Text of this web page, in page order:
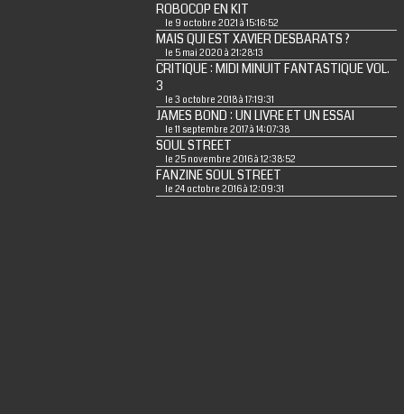
ROBOCOP EN KIT
le 9 octobre 2021 à 15:16:52
MAIS QUI EST XAVIER DESBARATS ?
le 5 mai 2020 à 21:28:13
CRITIQUE : MIDI MINUIT FANTASTIQUE VOL.
3
le 3 octobre 2018 à 17:19:31
JAMES BOND : UN LIVRE ET UN ESSAI
le 11 septembre 2017 à 14:07:38
SOUL STREET
le 25 novembre 2016 à 12:38:52
FANZINE SOUL STREET
le 24 octobre 2016 à 12:09:31